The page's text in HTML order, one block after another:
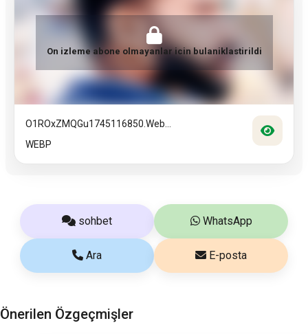
On izleme abone olmayanlar icin bulaniklastirildi
O1ROxZMQGu1745116850.web...
WEBP
sohbet WhatsApp
Ara E-posta
Önerilen Özgeçmişler